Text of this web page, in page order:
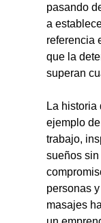
pasando
a
referencia
que la
superan
La historia
ejemplo
trabajo,
sueños
personas
masajes